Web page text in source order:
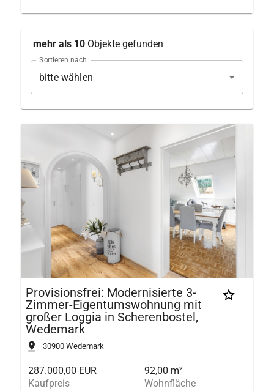
mehr als 10 Objekte gefunden
Sortieren nach
bitte wählen
Provisionsfrei: Modernisierte 3-
Zimmer-Eigentumswohnung mit
großer Loggia in Scherenbostel,
Wedemark
30900 Wedemark
287.000,00 EUR
Kaufpreis
92,00 m²
Wohnfläche